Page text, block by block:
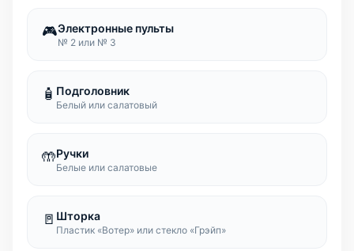
🎮Электронные пульты
№ 2 или № 3
🧴 Подголовник
Белый или салатовый
🤲Ручки
Белые или салатовые
🚪 Шторка
Пластик «Вотер» или стекло «Грэйп»